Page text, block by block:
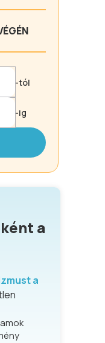
-tól
-ig
a
a